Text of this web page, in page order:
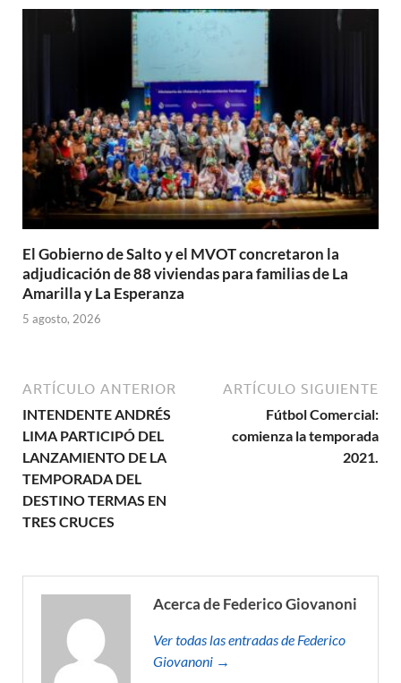
El Gobierno de Salto y el MVOT concretaron la
adjudicación de 88 viviendas para familias de La
Amarilla y La Esperanza
5 agosto, 2026
ARTÍCULO ANTERIOR
INTENDENTE ANDRÉS
LIMA PARTICIPÓ DEL
LANZAMIENTO DE LA
TEMPORADA DEL
DESTINO TERMAS EN
TRES CRUCES
ARTÍCULO SIGUIENTE
Fútbol Comercial:
comienza la temporada
2021.
Acerca de Federico Giovanoni
Ver todas las entradas de Federico
Giovanoni →